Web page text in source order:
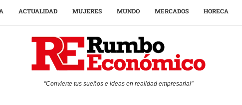
ACTUALIDAD MUJERES MUNDO MERCADOS HORECA
"Convierte tus sueños e ideas en realidad empresarial"